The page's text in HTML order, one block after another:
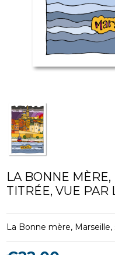
LA BONNE
TITRÉE, VUE PAR
La Bonne mère,